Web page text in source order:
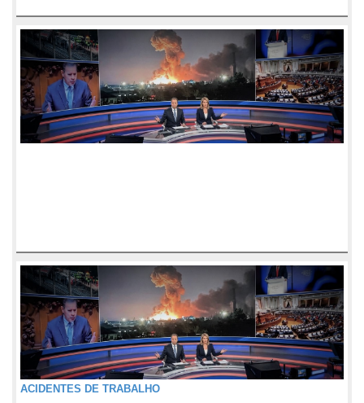
ACIDENTES DE TRABALHO